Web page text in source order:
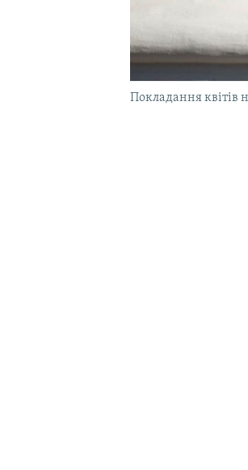
Покладання квітів